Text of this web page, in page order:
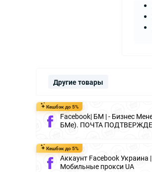
Другие товары
Кешбэк до 5%
Facebook| БМ | - Бизнес
БМе). ПОЧТА
Кешбэк до 5%
Аккаунт Facebook Украина
Мобильные прокси UA